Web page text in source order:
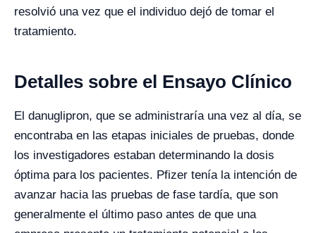
resolvió una vez que el individuo dejó de tomar el
tratamiento.
Detalles sobre el Ensayo Clínico
El danuglipron, que se administraría una vez al día, se
encontraba en las etapas iniciales de pruebas, donde
los investigadores estaban determinando la dosis
óptima para los pacientes. Pfizer tenía la intención de
avanzar hacia las pruebas de fase tardía, que son
generalmente el último paso antes de que una